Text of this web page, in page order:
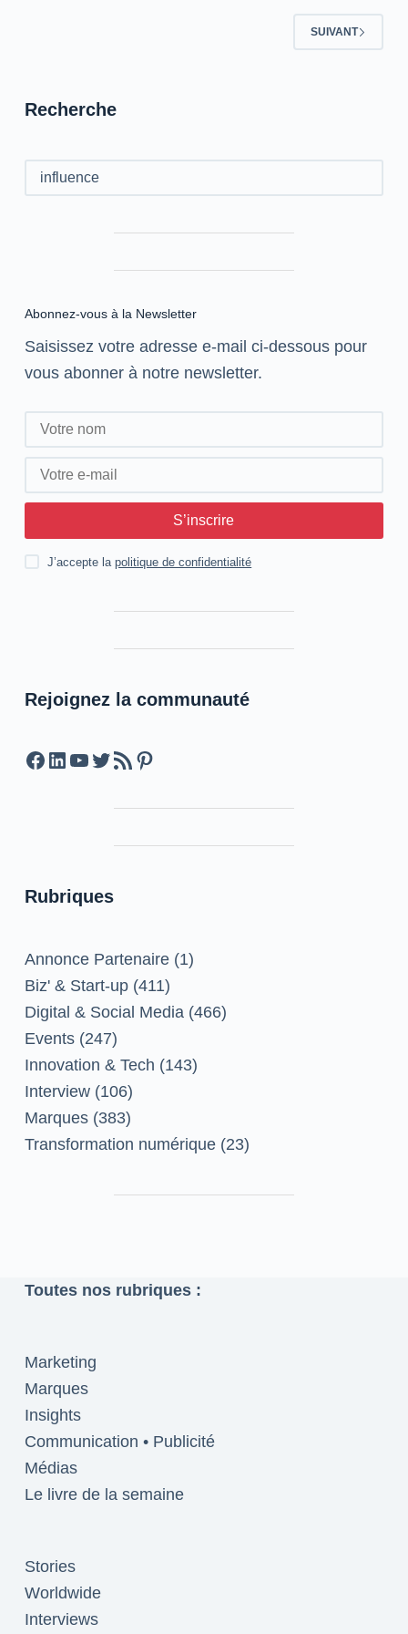
SUIVANT
Recherche
Rechercher
Abonnez-vous à la Newsletter
Saisissez votre adresse e-mail ci-dessous pour
vous abonner à notre newsletter.
S’inscrire
J’accepte lapolitique de confidentialité
Rejoignez la communauté
Facebook
LinkedIn
YouTube
Twitter
Feed RSSPinterest
Rubriques
Annonce Partenaire(1)
Biz' & Start-up(411)
Digital & Social Media (466)
Events(247)
Innovation & Tech (143)
Interview(106)
Marques(383)
Transformation numérique(23)
Toutes nos rubriques :
Marketing
Marques
Insights
Communication • Publicité
Médias
Le livre de la semaine
Stories
Worldwide
Interviews